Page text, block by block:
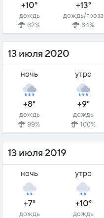
+10°
дождь
62%
+13°
дождь/гроза
64%
13 июля 2020
ночь
+8°
дождь
99%
утро
+9°
дождь
100%
13 июля 2019
ночь
+7°
дождь
утро
+10°
дождь